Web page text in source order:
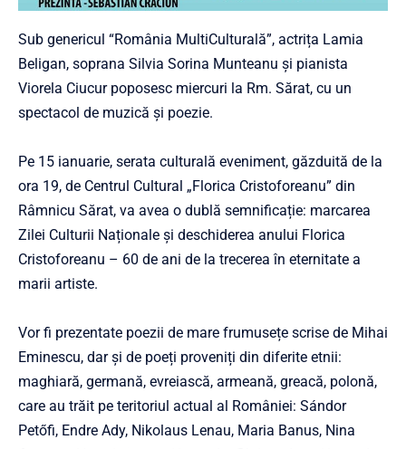
Sub genericul “România MultiCulturală”, actrița Lamia
Beligan, soprana Silvia Sorina Munteanu și pianista
Viorela Ciucur poposesc miercuri la Rm. Sărat, cu un
spectacol de muzică și poezie.
Pe 15 ianuarie, serata culturală eveniment, găzduită de la
ora 19, de Centrul Cultural „Florica Cristoforeanu” din
Râmnicu Sărat, va avea o dublă semnificație: marcarea
Zilei Culturii Naționale și deschiderea anului Florica
Cristoforeanu – 60 de ani de la trecerea în eternitate a
marii artiste.
Vor fi prezentate poezii de mare frumusețe scrise de Mihai
Eminescu, dar și de poeți proveniți din diferite etnii:
maghiară, germană, evreiască, armeană, greacă, polonă,
care au trăit pe teritoriul actual al României: Sándor
Petőfi, Endre Ady, Nikolaus Lenau, Maria Banus, Nina